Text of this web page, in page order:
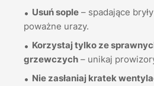
Usuń sople – spadające
poważne urazy.
Korzystaj tylko ze
grzewczych – unikaj
Nie zasłaniaj kratek